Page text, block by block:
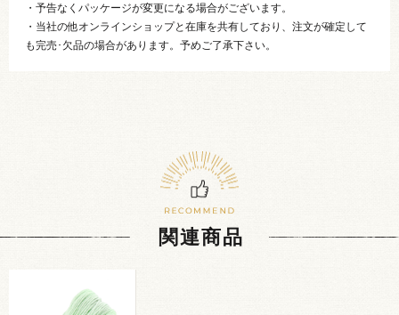
・予告なくパッケージが変更になる場合がございます。
・当社の他オンラインショップと在庫を共有しており、注文が確定して
も完売･欠品の場合があります。予めご了承下さい。
関連商品